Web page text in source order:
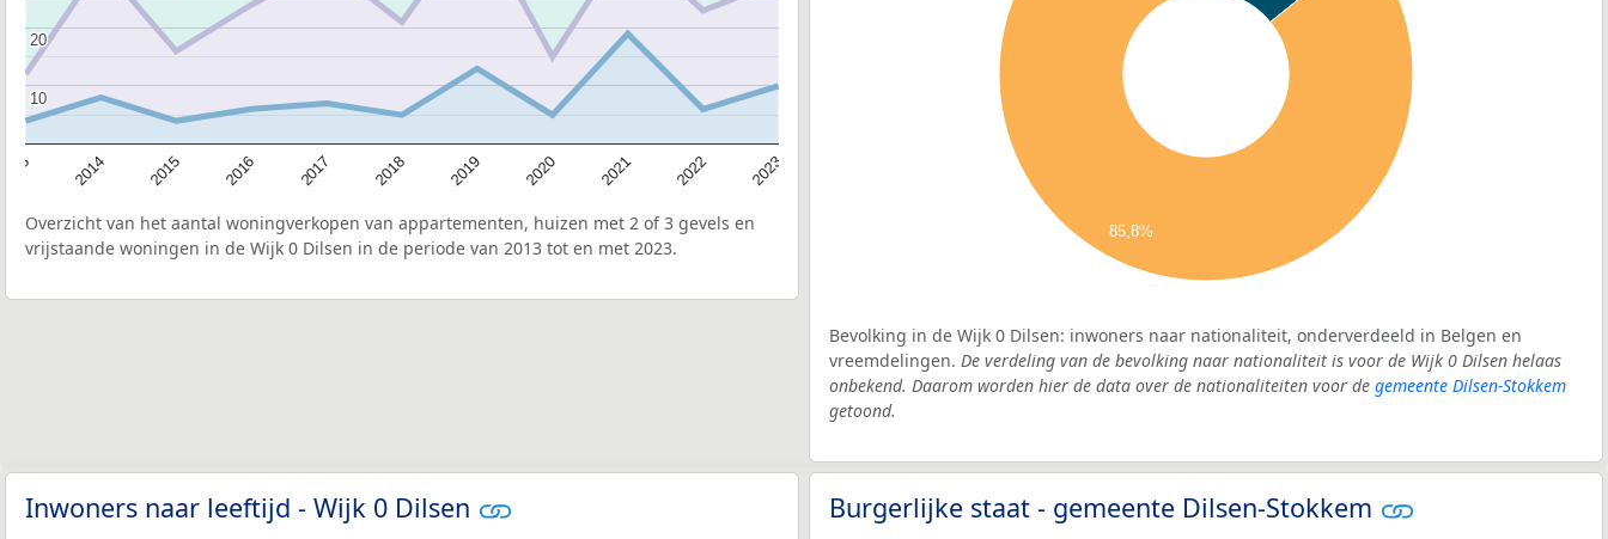
2014 2015 2016 2017 2018 2019 2020 2021 2022 2023
10
10
20
20
Overzicht van het aantal woningverkopen van appartementen, huizen met 2 of 3 gevels en
vrijstaande woningen in de Wijk 0 Dilsen in de periode van 2013 tot en met 2023.
85,8%
Bevolking in de Wijk 0 Dilsen: inwoners naar nationaliteit, onderverdeeld in Belgen en
vreemdelingen. De verdeling van de bevolking naar nationaliteit is voor de Wijk 0 Dilsen helaas
onbekend. Daarom worden hier de data over de nationaliteiten voor de gemeente Dilsen-Stokkem
getoond.
Inwoners naar leeftijd - Wijk 0 Dilsen Burgerlijke staat - gemeente Dilsen-Stokkem